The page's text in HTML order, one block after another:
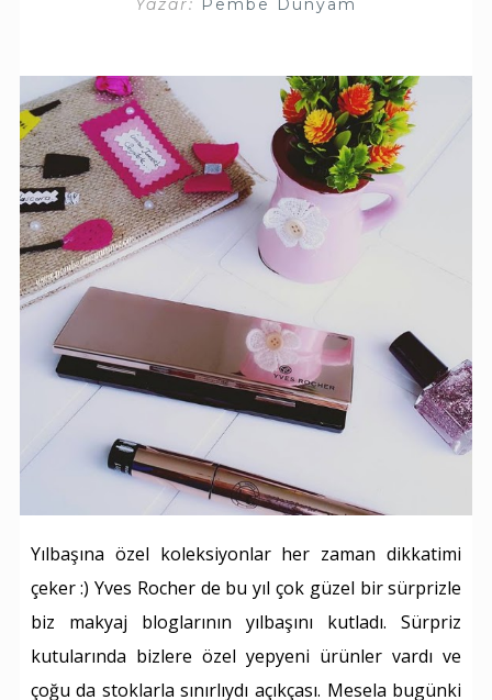
Yazar: Pembe Dünyam
Yılbaşına özel koleksiyonlar her zaman dikkatimi
çeker :) Yves Rocher de bu yıl çok güzel bir sürprizle
biz makyaj bloglarının yılbaşını kutladı. Sürpriz
kutularında bizlere özel yepyeni ürünler vardı ve
çoğu da stoklarla sınırlıydı açıkçası. Mesela bugünki